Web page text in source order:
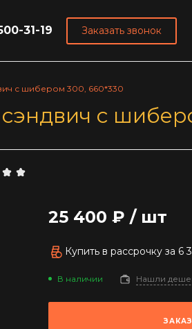
31-19 Заказать звонок
с шибером 300, 660*330
с
25 400 ₽ / шт
Купить в рассрочку за 6
В наличии Нашли